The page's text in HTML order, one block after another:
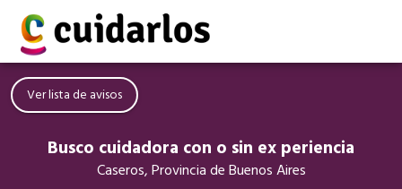
Ver lista de avisos
Busco cuidadora con o sin ex periencia
Caseros, Provincia de Buenos Aires